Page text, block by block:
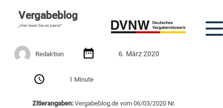
Vergabeblog
„Hier lesen Sie es zuerst“
Redaktion 6. März 2020
1 Minute
Zitierangaben:Vergabeblog.de vom 06/03/2020 Nr.